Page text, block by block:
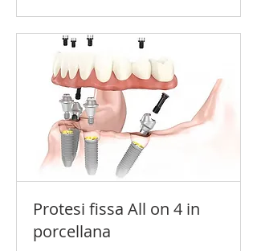
Protesi fissa All on 4 in
porcellana